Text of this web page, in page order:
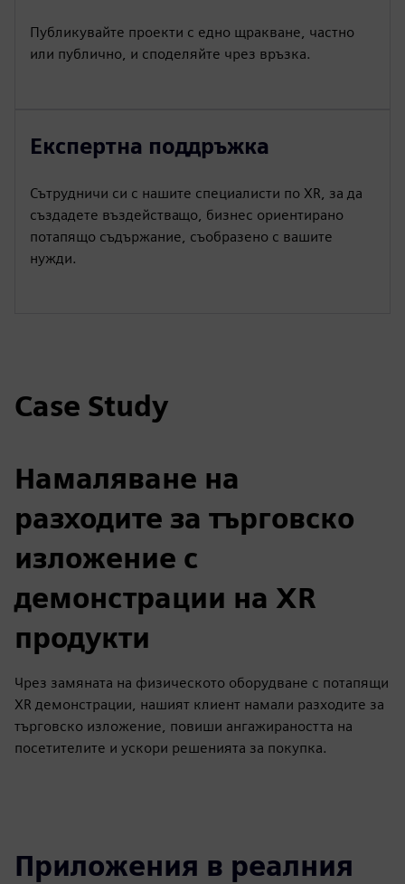
Публикувайте проекти с едно щракване, частно
или публично, и споделяйте чрез връзка.
Експертна поддръжка
Сътрудничи си с нашите специалисти по XR, за да
създадете въздействащо, бизнес ориентирано
потапящо съдържание, съобразено с вашите
нужди.
Case Study
Намаляване на
разходите за търговско
изложение с
демонстрации на XR
продукти
Чрез замяната на физическото оборудване с потапящи
XR демонстрации, нашият клиент намали разходите за
търговско изложение, повиши ангажираността на
посетителите и ускори решенията за покупка.
Приложения в реалния